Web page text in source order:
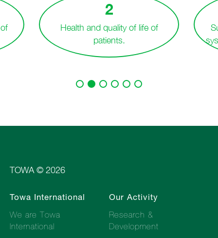
2
Health and quality of life of
patients.
TOWA © 2026
Towa International
We are Towa
International
Our Activity
Research &
Development